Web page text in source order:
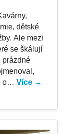
dětské
Ale mezi
se škálují
prázdné
o… Více →